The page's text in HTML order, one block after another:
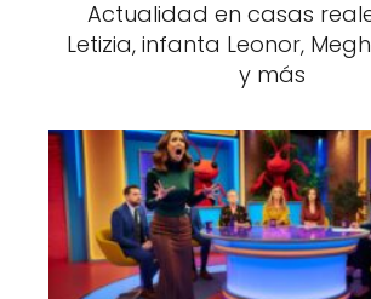
Actualidad en casas
Letizia, infanta Leonor,
y más